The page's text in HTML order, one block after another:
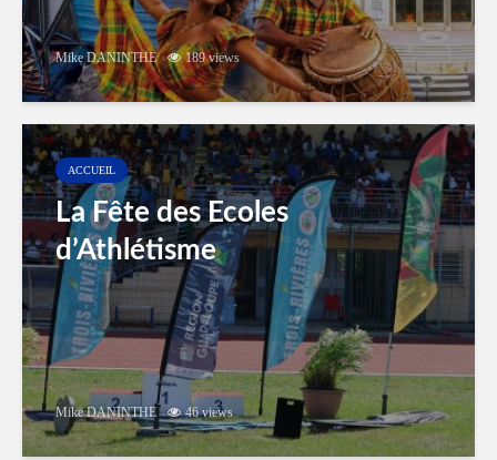
Mike DANINTHE 189 views
ACCUEIL
La Fête des Ecoles
d’Athlétisme
Mike DANINTHE 46 views